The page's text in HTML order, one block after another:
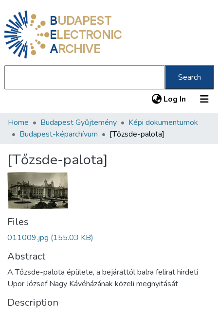
BUDAPEST
ELECTRONIC
ARCHIVE
Search
Log In (current)
Communities & Collections
Statistics
About us
Home Budapest Gyűjtemény
Képi dokumentumok
Budapest-képarchívum
[Tőzsde-palota]
[Tőzsde-palota]
Files
011009.jpg (155.03 KB)
Abstract
A Tőzsde-palota épülete, a bejárattól balra felirat hirdeti
Upor József Nagy Kávéházának közeli megnyitását
Description